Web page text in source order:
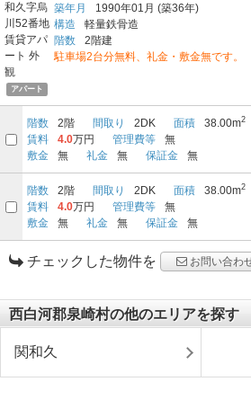
アパート
築年月
1990年01月 (築36年)
構造
軽量鉄骨造
階数
2階建
駐車場2台分無料、礼金・敷金無です。
階数 2階 間取り 2DK 面積 38.00m2
賃料 4.0万円 管理費等
無
敷金
無 礼金 無 保証金 無
階数 2階 間取り 2DK 面積 38.00m2
賃料 4.0万円 管理費等
無
敷金
無 礼金 無 保証金 無
チェックした物件を お問い合わ
西白河郡泉崎村の他のエリアを探す
関和久